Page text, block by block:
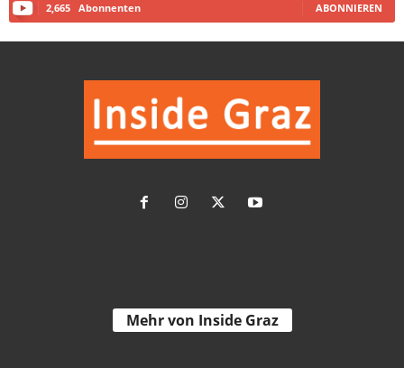
2,665 Abonnenten ABONNIEREN
Mehr von Inside Graz